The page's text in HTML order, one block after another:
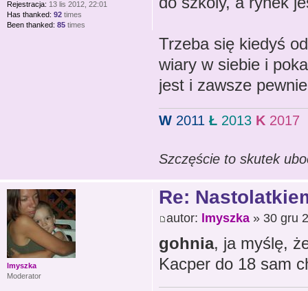
Trzeba się kiedyś
wiary w siebie i
jest i zawsze
W2011 Ł2013 K2017
Szczęście to skutek
Rejestracja: 13 lis 2012, 22:01
Has thanked: 92 times
Been thanked: 85 times
Re:
autor: lmyszka» 30 gru
gohnia, ja myślę,
Kacper do 18 sam
lmyszka
Moderator